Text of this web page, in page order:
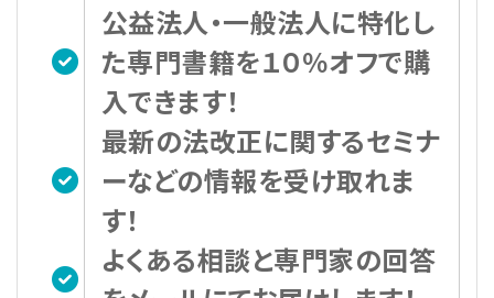
公益法人・一般法人に特化し
た専門書籍を１０％オフで購
入できます！
最新の法改正に関するセミナ
ーなどの情報を受け取れま
す！
よくある相談と専門家の回答